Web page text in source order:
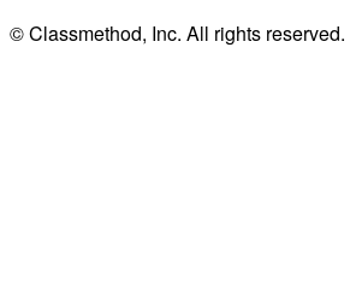
© Classmethod, Inc. All rights reserved.